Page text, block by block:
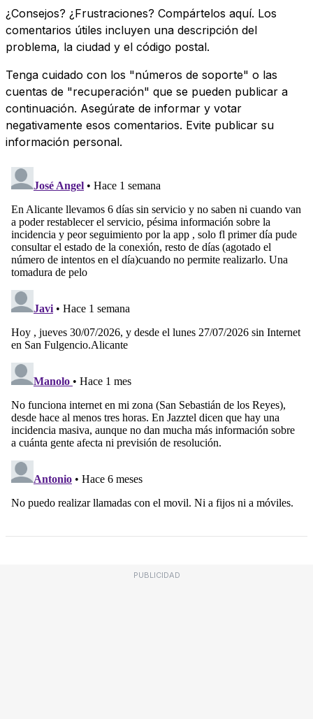
¿Consejos? ¿Frustraciones? Compártelos aquí. Los
comentarios útiles incluyen una descripción del
problema, la ciudad y el código postal.
Tenga cuidado con los "números de soporte" o las
cuentas de "recuperación" que se pueden publicar a
continuación. Asegúrate de informar y votar
negativamente esos comentarios. Evite publicar su
información personal.
PUBLICIDAD